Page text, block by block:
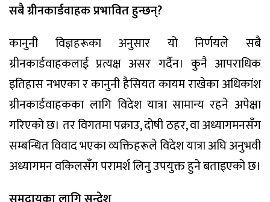
सबै ग्रीनकार्डवाहक प्रभावित हुन्छन्?
कानुनी विज्ञहरूका अनुसार यो निर्णयले सबै
ग्रीनकार्डवाहकलाई प्रत्यक्ष असर गर्दैन। कुनै आपराधिक
इतिहास नभएका र कानुनी हैसियत कायम राखेका अधिकांश
ग्रीनकार्डवाहकका लागि विदेश यात्रा सामान्य रहने अपेक्षा
गरिएको छ। तर विगतमा पक्राउ, दोषी ठहर, वा अध्यागमनसँग
सम्बन्धित विवाद भएका व्यक्तिहरूले विदेश यात्रा अघि अनुभवी
अध्यागमन वकिलसँग परामर्श लिनु उपयुक्त हुने बताइएको छ।